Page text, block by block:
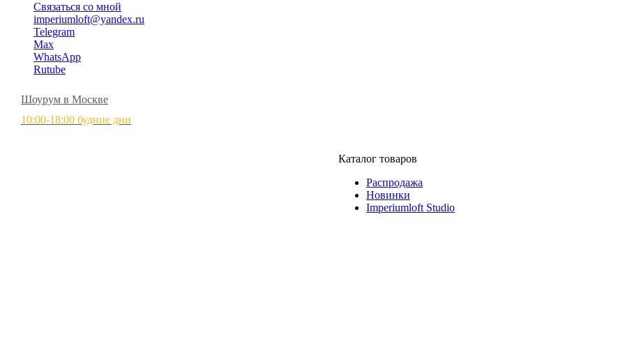
Связаться со мной
imperiumloft@yandex.ru
Telegram
Max
WhatsApp
Rutube
Шоурум в Москве
10:00-18:00 будние дни
Каталог товаров
Распродажа
Новинки
Imperiumloft Studio